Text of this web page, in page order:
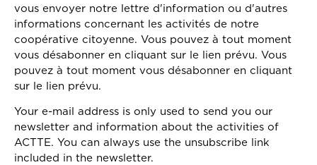
vous envoyer notre lettre d'information ou d'autres
informations concernant les activités de notre
coopérative citoyenne. Vous pouvez à tout moment
vous désabonner en cliquant sur le lien prévu. Vous
pouvez à tout moment vous désabonner en cliquant
sur le lien prévu.
Your e-mail address is only used to send you our
newsletter and information about the activities of
ACTTE. You can always use the unsubscribe link
included in the newsletter.